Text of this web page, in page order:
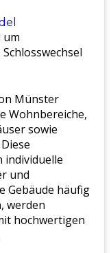
um
Münster
Wohnbereiche,
sowie
individuelle
und
Gebäude häufig
werden
hochwertigen